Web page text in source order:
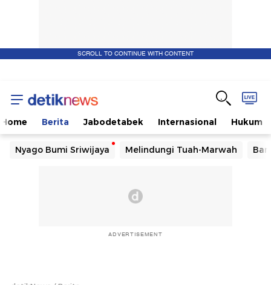
SCROLL TO CONTINUE WITH CONTENT
Home Berita Jabodetabek Internasional Hukum
Nyago Bumi Sriwijaya Melindungi Tuah-Marwah
ADVERTISEMENT